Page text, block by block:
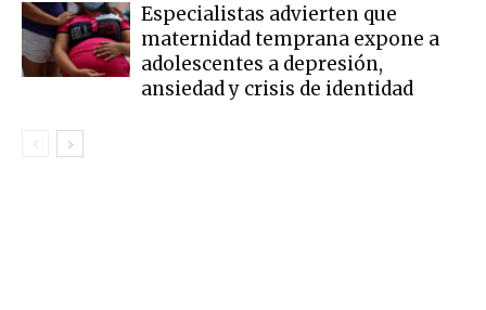
Especialistas advierten que
maternidad temprana expone a
adolescentes a depresión,
ansiedad y crisis de identidad